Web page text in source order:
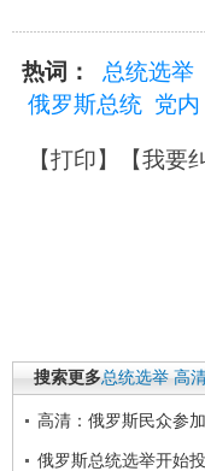
热词： 总统选举
俄罗斯总统 党内
【打印】【我要
搜索更多总统选举 高
高清：俄罗斯民众参
俄罗斯总统选举开始